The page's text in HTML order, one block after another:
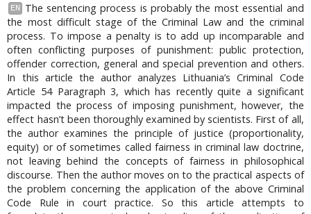
EN
The sentencing process is probably the most essential and
the most difficult stage of the Criminal Law and the criminal
process. To impose a penalty is to add up incomparable and
often conflicting purposes of punishment: public protection,
offender correction, general and special prevention and others.
In this article the author analyzes Lithuania’s Criminal Code
Article 54 Paragraph 3, which has recently quite a significant
impacted the process of imposing punishment, however, the
effect hasn’t been thoroughly examined by scientists. First of all,
the author examines the principle of justice (proportionality,
equity) or of sometimes called fairness in criminal law doctrine,
not leaving behind the concepts of fairness in philosophical
discourse. Then the author moves on to the practical aspects of
the problem concerning the application of the above Criminal
Code Rule in court practice. So this article attempts to